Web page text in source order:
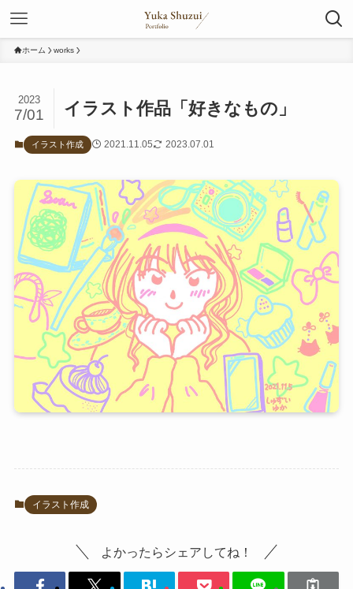
ホーム works
イラスト作品「好きなもの」
2023
7/01
イラスト作成 2021.11.05 2023.07.01
イラスト作成
よかったらシェアしてね！